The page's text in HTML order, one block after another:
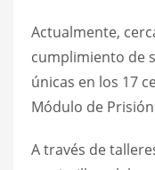
Actualmente,
cumplimiento de
únicas en los 17
Módulo de
A través de